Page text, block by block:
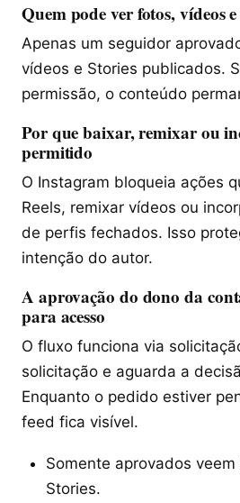
Quem pode ver fotos, vídeos
Apenas um seguidor
vídeos e Stories publicados.
permissão, o conteúdo
Por que baixar, remixar ou
permitido
O Instagram bloqueia ações
Reels, remixar vídeos ou
de perfis fechados. Isso
intenção do autor.
A aprovação do dono da
para acesso
O fluxo funciona via
solicitação e aguarda a
Enquanto o pedido estiver
feed fica visível.
Somente aprovados
Stories.